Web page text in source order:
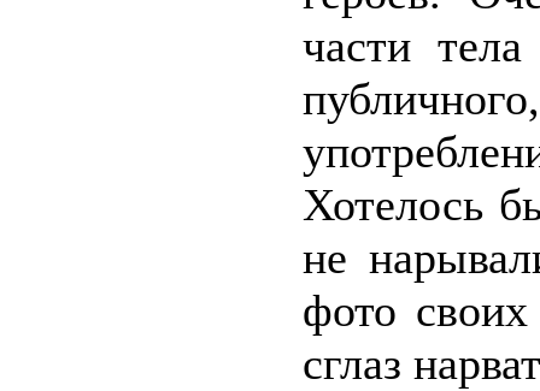
части
Хотелось
не
фото
сглаз